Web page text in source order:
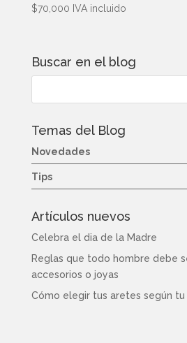
$70,000 IVA incluido
Buscar en el blog
Temas del Blog
Novedades
Tips
Artículos nuevos
Celebra el dia de la Madre
Reglas que todo hombre debe
accesorios o joyas
Cómo elegir tus aretes según